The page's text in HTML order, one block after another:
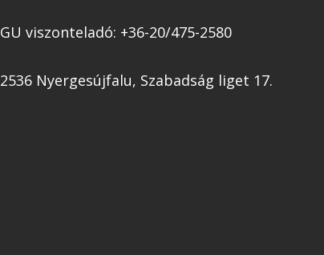
GU viszonteladó: +36-20/475-2580
2536 Nyergesújfalu, Szabadság liget 17.